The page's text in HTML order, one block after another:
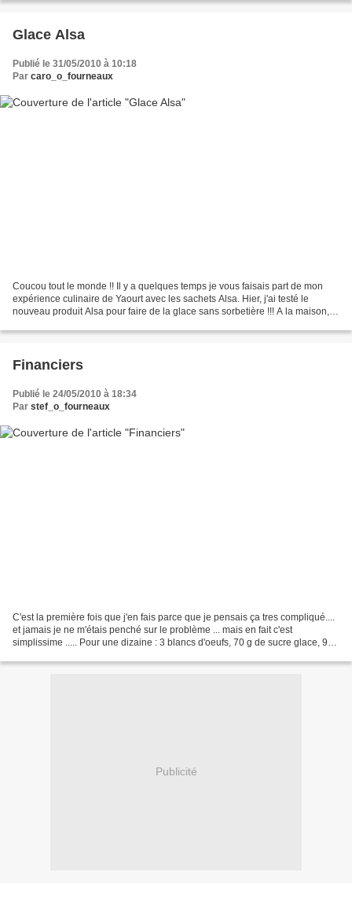
Glace Alsa
Publié le 31/05/2010 à 10:18
Par caro_o_fourneaux
Coucou tout le monde !! Il y a quelques temps je vous faisais part de mon
expérience culinaire de Yaourt avec les sachets Alsa. Hier, j'ai testé le
nouveau produit Alsa pour faire de la glace sans sorbetière !!! A la maison,
Financiers
Publié le 24/05/2010 à 18:34
Par stef_o_fourneaux
C'est la première fois que j'en fais parce que je pensais ça tres compliqué....
et jamais je ne m'étais penché sur le problème ... mais en fait c'est
simplissime ..... Pour une dizaine : 3 blancs d'oeufs, 70 g de sucre glace, 90
Publicité